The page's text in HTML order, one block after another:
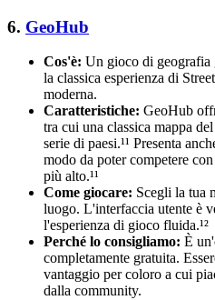
6. GeoHub
Cos'è: Un gioco di geografia
la classica esperienza di
moderna.
Caratteristiche: GeoHub
tra cui una classica mappa
serie di paesi.¹¹ Presenta
modo da poter competere
più alto.¹¹
Come giocare: Scegli la tua
luogo. L'interfaccia utente è
l'esperienza di gioco fluida.¹²
Perché lo consigliamo: È
completamente gratuita.
vantaggio per coloro a cui
dalla community.